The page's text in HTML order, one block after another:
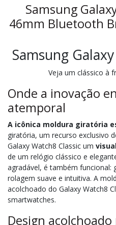
Samsung
46mm Bluetooth
Samsung
Veja um clássico à
Onde a inovação
atemporal
A icônica moldura giratória
giratória, um recurso exclusivo
Galaxy Watch8 Classic um
de um relógio clássico e
agradável, é também funcional:
rolagem suave e intuitiva. A
acolchoado do Galaxy Watch8
smartwatches.
Design